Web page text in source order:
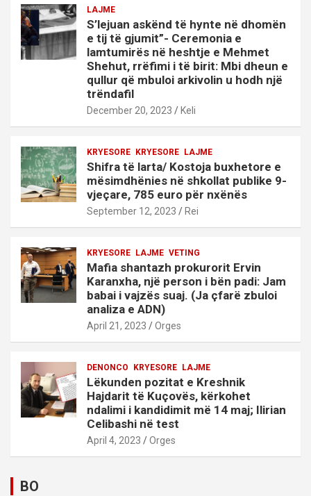
LAJME
S’lejuan askënd të hynte në dhomën
e tij të gjumit”- Ceremonia e
lamtumirës në heshtje e Mehmet
Shehut, rrëfimi i të birit: Mbi dheun e
qullur që mbuloi arkivolin u hodh një
trëndafil
December 20, 2023 Keli
KRYESORE KRYESORE LAJME
Shifra të larta/ Kostoja buxhetore e
mësimdhënies në shkollat publike 9-
vjeçare, 785 euro për nxënës
September 12, 2023 Rei
KRYESORE LAJME VETING
Mafia shantazh prokurorit Ervin
Karanxha, një person i bën padi: Jam
babai i vajzës suaj. (Ja çfarë zbuloi
analiza e ADN)
April 21, 2023 Orges
DENONCO KRYESORE LAJME
Lëkunden pozitat e Kreshnik
Hajdarit të Kuçovës, kërkohet
ndalimi i kandidimit më 14 maj; Ilirian
Celibashi në test
April 4, 2023 Orges
BO